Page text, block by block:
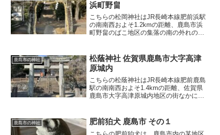
浜町野畠
こちらの松岡神社はJR長崎本線肥前浜駅
の南南西およそ1.2kmの距離、鹿島市浜
町野畠のばこ地区の集落の南の外れの湯
先の左側にある登り上がる側道を進み、
下り降りて陸橋の下を右に曲がったとこ
ろに位置します。
鹿島市の神社
松蔭神社 佐賀県鹿島市大字高津
原城内
こちらの松蔭神社はJR長崎本線肥前鹿島
駅の南南西およそ1.4kmの距離、佐賀県
鹿島市大字高津原城内地区の街なかにあ
し、神社の北側には佐賀県立鹿島高等学
校の赤門学…
鹿島市の神社 肥前狛犬 鹿島市 その１